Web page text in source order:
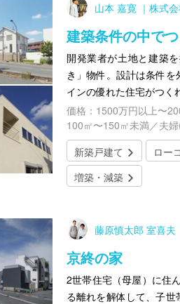
山本 嘉寛 ｜株式
建築条件の中で
開発業者が土地と建築
き」物件。設計は条件
インの優れた住宅がつく
価格：1500万円以上〜
100㎡〜150㎡未満／夫
新築戸建て
ロー
増築・減築
藤原慎太郎 室喜夫
京終の家
2世帯住宅（母屋）に住
る離れを解体して、子